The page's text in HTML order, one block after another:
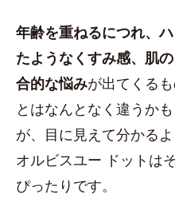
年齢を重ねるにつれ、
たようなくすみ感、肌
合的な悩みが出てくる
とはなんとなく違うか
が、目に見えて分かる
オルビスユー ドットは
ぴったりです。